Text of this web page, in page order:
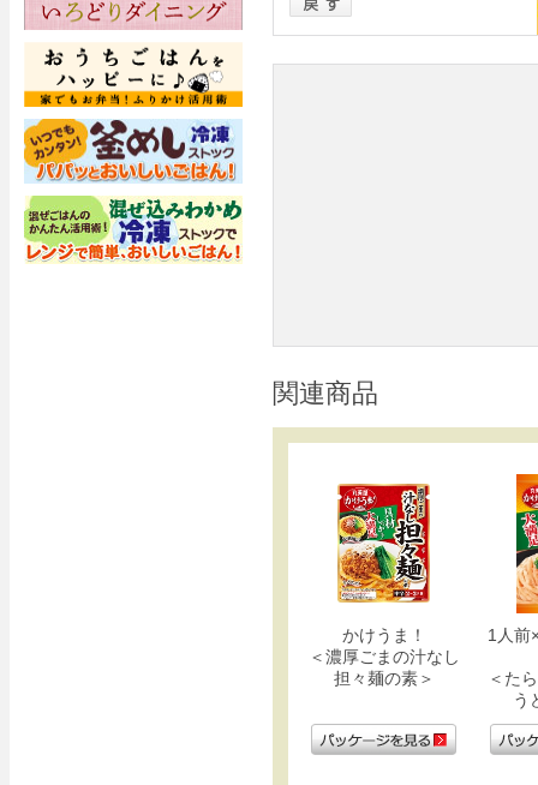
関連商品
かけうま！
＜濃厚ごまの汁なし
担々麺の素＞
1人前
＜た
う